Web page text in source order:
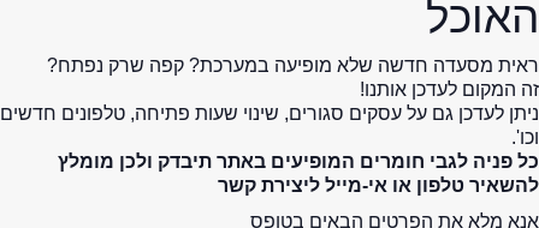
האוכל
ראית מסעדה חדשה שלא מופיעה במערכת? קפה שרק נפתח?
זה המקום לעדכן אותנו!
ניתן לעדכן גם על עסקים סגורים, שינוי שעות פתיחה, טלפונים חדשים
וכו'.
כל פניה לגבי חומרים המופיעים באתר תיבדק ולכן מומלץ
להשאיר טלפון או אי-מייל ליצירת קשר
אנא מלא את הפרטים הבאים בטופס